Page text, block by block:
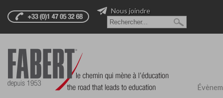
Nous joindre